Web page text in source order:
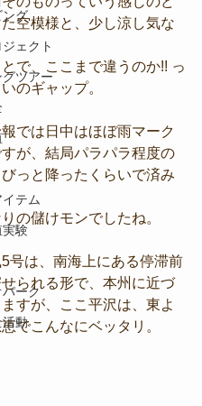
ング
ェクト
グツアー
テム
実験
ーク
活動
空模様と、少し涼し気な
で、ここまで違うのか!! っ
のギャップ。
では日中はほぼ雨マーク
が、結局パラパラ程度の
っと降ったくらいで済み
の儲けモンでしたね。
号は、南海上にある停滞前
られる形で、本州に近づ
すが、ここ平沢は、東よ
でこんなにベッタリ。